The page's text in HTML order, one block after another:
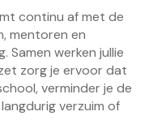
continu af met de
mentoren en
Samen werken jullie
zorg je ervoor dat
verminder je de
verzuim of